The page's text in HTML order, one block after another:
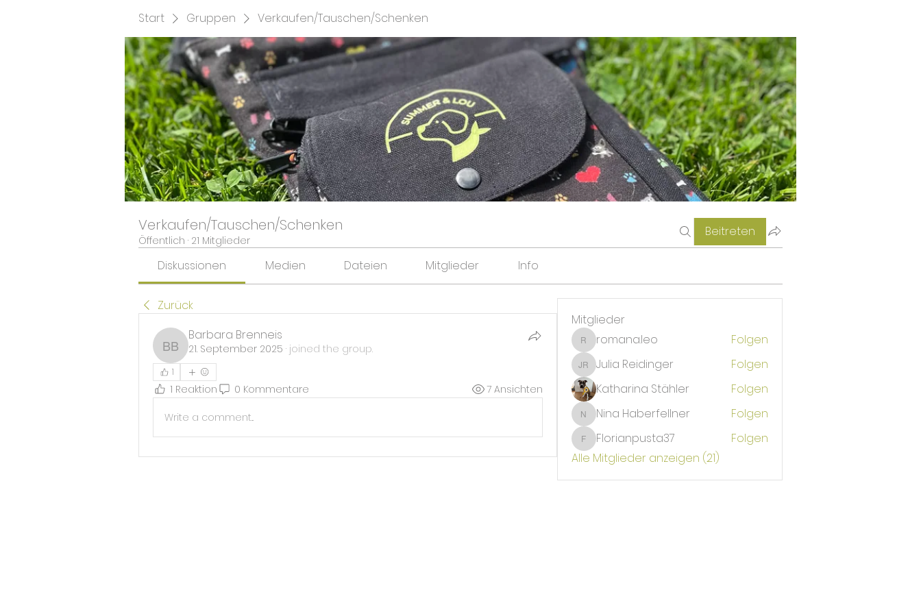
Start Gruppen Verkaufen/Tauschen/Schenken
Verkaufen/Tauschen/Schenken
Öffentlich · 21 Mitglieder
Beitreten
Diskussionen Medien Dateien Mitglieder Info
Zurück
Barbara Brenneis
Barbara Brenneis
21. September 2025 · joined the group.
1
1 Reaktion 0 Kommentare 7 Ansichten
Write a comment...
Mitglieder
romana.leo
romana.leo Folgen
Julia Reidinger
Julia Reidinger
Folgen
Katharina Stähler
Folgen
Nina Haberfellner
Nina Haberfellner Folgen
Florianpusta37
Florianpusta37
Folgen
Alle Mitglieder anzeigen (21)